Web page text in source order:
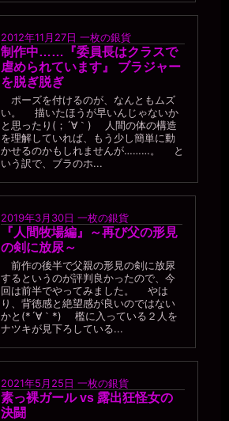
2012年11月27日 一枚の銀貨
制作中……『委員長はクラスで
虐められています』 ブラジャー
を脱ぎ脱ぎ
ポーズを付けるのが、なんともムズ
い。 描いたほうが早いんじゃないか
と思ったり(；´∀｀) 人間の体の構造
を理解していれば、もう少し簡単に動
かせるのかもしれませんが………。 と
いう訳で、ブラのホ...
2019年3月30日 一枚の銀貨
『人間牧場編』～再び父の形見
の剣に放尿～
前作の後半で父親の形見の剣に放尿
するというのが評判良かったので、今
回は前半でやってみました。 やは
り、背徳感と絶望感が良いのではない
かと(*´∀｀*) 檻に入っている２人を
ナツキが見下ろしている...
2021年5月25日 一枚の銀貨
素っ裸ガール vs 露出狂怪女の
決闘